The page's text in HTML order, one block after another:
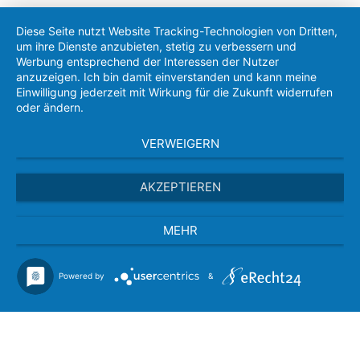
Diese Seite nutzt Website Tracking-Technologien von Dritten,
um ihre Dienste anzubieten, stetig zu verbessern und
Werbung entsprechend der Interessen der Nutzer
anzuzeigen. Ich bin damit einverstanden und kann meine
Einwilligung jederzeit mit Wirkung für die Zukunft widerrufen
oder ändern.
VERWEIGERN
AKZEPTIEREN
MEHR
Powered by &